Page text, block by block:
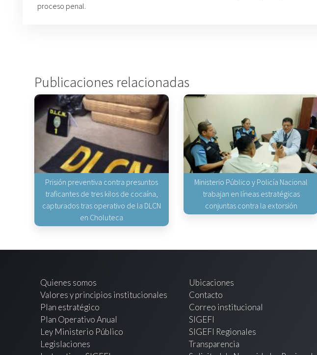
proceso penal.
Publicaciones relacionadas
Prisión preventiva contra presuntos
traficantes de tres kilos de cocaína,
capturados tras operativo de la DLCN
en Choluteca
Ministerio Público y Policía Nacional
trabajan en líneas estratégicas
conjuntas contra la extorsión
Quienes somos
Valores y principios institucionales
Plan estratégico
Plan Operativo Anual
Ley Ministerio Público
Legislaciones
Ubicaciones
Contacto
Correo institucional
SIGEFI
SIGEFI Regionales
Transparencia